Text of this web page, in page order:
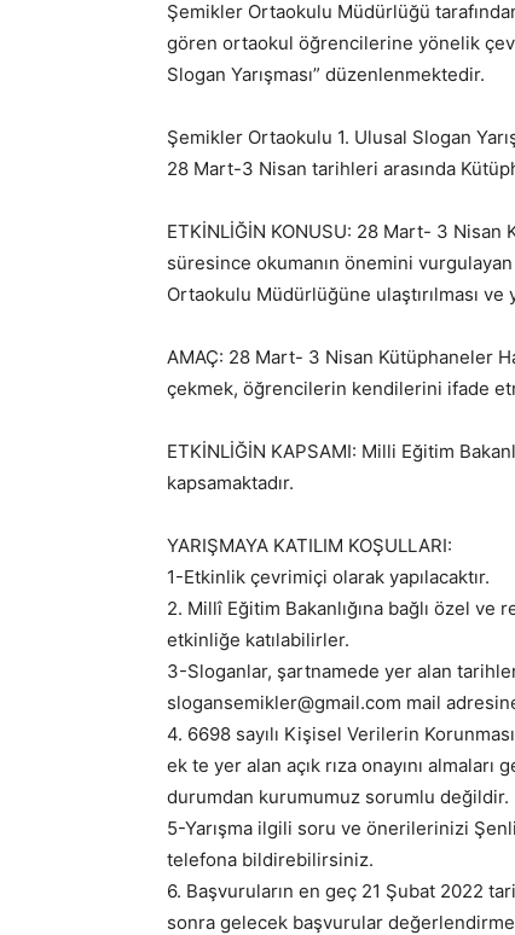
Şemikler Ortaokulu Müdürlüğü
gören ortaokul öğrencilerine yönelik
Slogan Yarışması” düzenlenmektedir.
Şemikler Ortaokulu 1. Ulusal Slogan
28 Mart-3 Nisan tarihleri arasında
ETKİNLİĞİN KONUSU: 28 Mart- 3 Nisan
süresince okumanın önemini
Ortaokulu Müdürlüğüne ulaştırılması ve
AMAÇ: 28 Mart- 3 Nisan Kütüphaneler
çekmek, öğrencilerin kendilerini ifade
ETKİNLİĞİN KAPSAMI: Milli Eğitim
kapsamaktadır.
YARIŞMAYA KATILIM KOŞULLARI:
1-Etkinlik çevrimiçi olarak yapılacaktır.
2. Millî Eğitim Bakanlığına bağlı özel
etkinliğe katılabilirler.
3-Sloganlar, şartnamede yer alan
slogansemikler@gmail.com mail
4. 6698 sayılı Kişisel Verilerin
ek te yer alan açık rıza onayını
durumdan kurumumuz sorumlu değildir.
5-Yarışma ilgili soru ve önerilerinizi
telefona bildirebilirsiniz.
6. Başvuruların en geç 21 Şubat 2022
sonra gelecek başvurular